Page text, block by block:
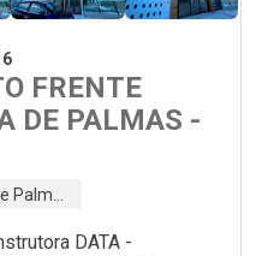
FRENTE
DE PALMAS -
DATA -